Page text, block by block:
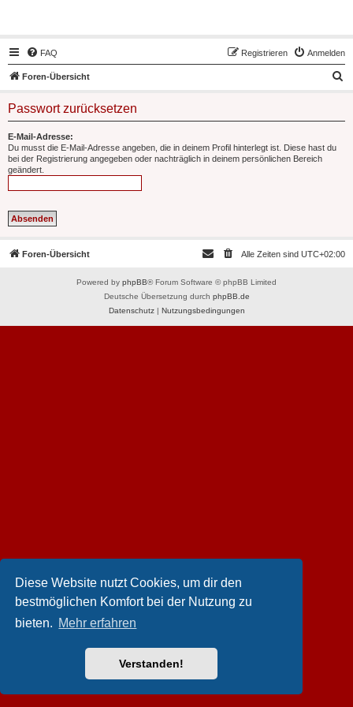
Diese Website nutzt Cookies, um dir den
bestmöglichen Komfort bei der Nutzung zu
bieten. Mehr erfahren
Verstanden!
FAQ Anmelden
Registrieren
Foren-Übersicht
Passwort zurücksetzen
E-Mail-Adresse:
Du musst die E-Mail-Adresse angeben, die in deinem Profil hinterlegt ist. Diese hast du
bei der Registrierung angegeben oder nachträglich in deinem persönlichen Bereich
geändert.
Foren-Übersicht Alle Zeiten sind UTC+02:00
Powered by phpBB® Forum Software © phpBB Limited
Deutsche Übersetzung durch phpBB.de
Datenschutz| Nutzungsbedingungen